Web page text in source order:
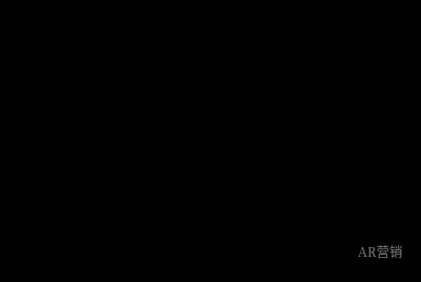
AR营销